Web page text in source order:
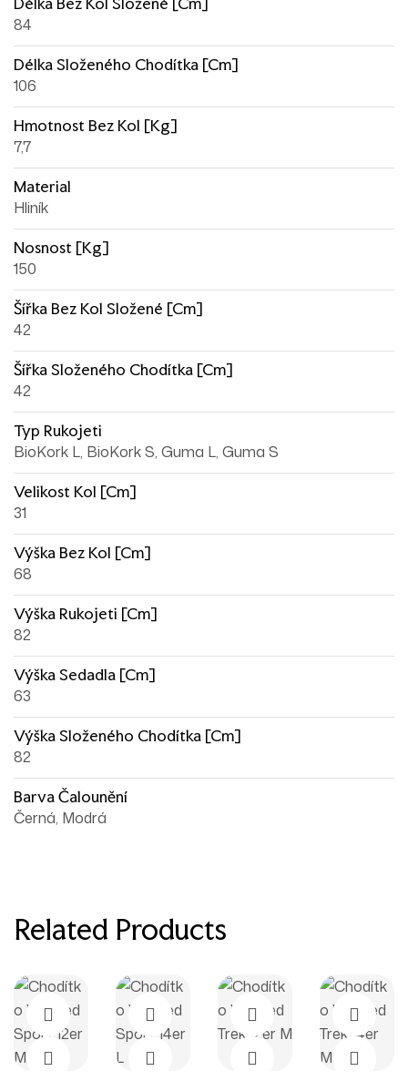
84
Délka Složeného Chodítka [cm]
106
Hmotnost Bez Kol [kg]
7,7
Material
Hliník
Nosnost [kg]
150
Šířka Bez Kol Složené [cm]
42
Šířka Složeného Chodítka [cm]
42
Typ Rukojeti
BioKork L, BioKork S, Guma L, Guma S
Velikost Kol [cm]
31
Výška Bez Kol [cm]
68
Výška Rukojeti [cm]
82
Výška Sedadla [cm]
63
Výška Složeného Chodítka [cm]
82
Barva Čalounění
Černá, Modrá
Related Products